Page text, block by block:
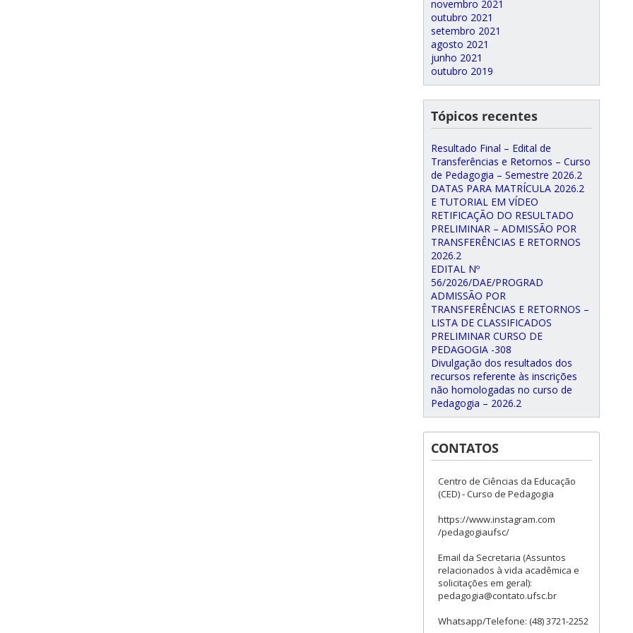
novembro 2021
outubro 2021
setembro 2021
agosto 2021
junho 2021
outubro 2019
Tópicos recentes
Resultado Final – Edital de
Transferências e Retornos – Curso
de Pedagogia – Semestre 2026.2
DATAS PARA MATRÍCULA 2026.2
E TUTORIAL EM VÍDEO
RETIFICAÇÃO DO RESULTADO
PRELIMINAR – ADMISSÃO POR
TRANSFERÊNCIAS E RETORNOS
2026.2
EDITAL Nº
56/2026/DAE/PROGRAD
ADMISSÃO POR
TRANSFERÊNCIAS E RETORNOS –
LISTA DE CLASSIFICADOS
PRELIMINAR CURSO DE
PEDAGOGIA -308
Divulgação dos resultados dos
recursos referente às inscrições
não homologadas no curso de
Pedagogia – 2026.2
CONTATOS
Centro de Ciências da Educação
(CED) - Curso de Pedagogia
https://www.instagram.com
/pedagogiaufsc/
Email da Secretaria (Assuntos
relacionados à vida acadêmica e
solicitações em geral):
pedagogia@contato.ufsc.br
Whatsapp/Telefone: (48) 3721-2252